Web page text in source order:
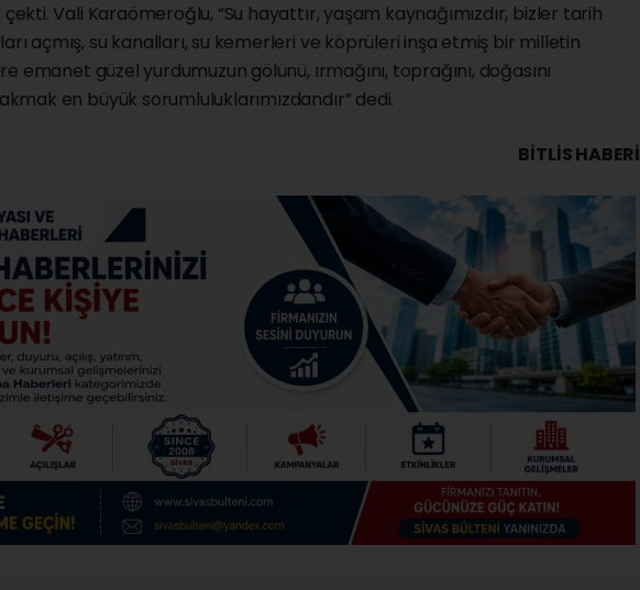
Vali Karaömeroğlu, “Su hayattır, yaşam kaynağımızdır, bizler tarih
açmış, su kanalları, su kemerleri ve köprüleri inşa etmiş bir milletin
emanet güzel yurdumuzun gölünü, ırmağını, toprağını, doğasını
en büyük sorumluluklarımızdandır” dedi.
BITLIS HABERİ